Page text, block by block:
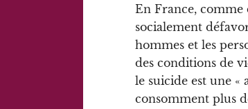
En France, comme
socialement
hommes et les
des conditions de
le suicide est une «
consomment plus